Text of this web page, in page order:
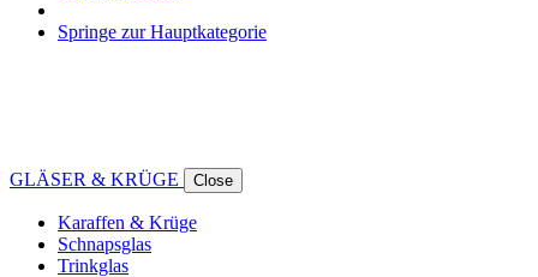
Springe zur Hauptkategorie
GLÄSER & KRÜGE Close
Karaffen & Krüge
Schnapsglas
Trinkglas